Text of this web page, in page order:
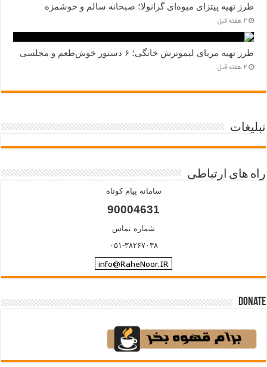
طرز تهیه پیتزای میوه‌ای گرانولا؛ صبحانه سالم و خوشمزه
2 هفته قبل
طرز تهیه مربای لیموترش خانگی؛ ۶ دستور خوش‌طعم و مجلسی
2 هفته قبل
تبلیغات
راه های ارتباطی
سامانه پیام کوتاه
90004631
شماره تماس
۰۵۱-۳۸۲۶۷۰۳۸
Donate